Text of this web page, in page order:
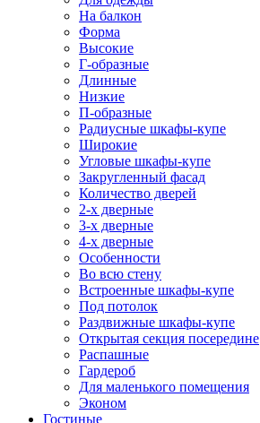
На балкон
Форма
Высокие
Г-образные
Длинные
Низкие
П-образные
Радиусные шкафы-купе
Широкие
Угловые шкафы-купе
Закругленный фасад
Количество дверей
2-х дверные
3-х дверные
4-х дверные
Особенности
Во всю стену
Встроенные шкафы-купе
Под потолок
Раздвижные шкафы-купе
Открытая секция посередине
Распашные
Гардероб
Для маленького помещения
Эконом
Гостиные